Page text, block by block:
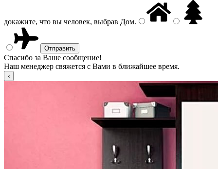
докажите, что вы человек, выбрав Дом.
Спасибо за Ваше сообщение!
Наш менеджер свяжется с Вами в ближайшее время.